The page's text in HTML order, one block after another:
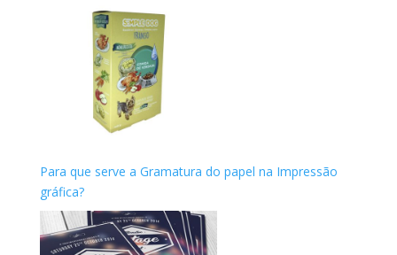
Para que serve a Gramatura do papel na Impressão
gráfica?